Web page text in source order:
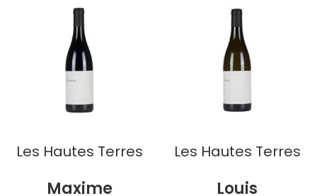
Les Hautes Terres
Maxime
Les Hautes Terres
Louis